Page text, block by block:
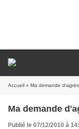
Accueil » Ma demande
Ma demande
Publié le 07/12/2010 à